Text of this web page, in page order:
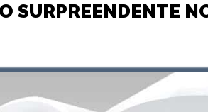
SURPREENDENTE